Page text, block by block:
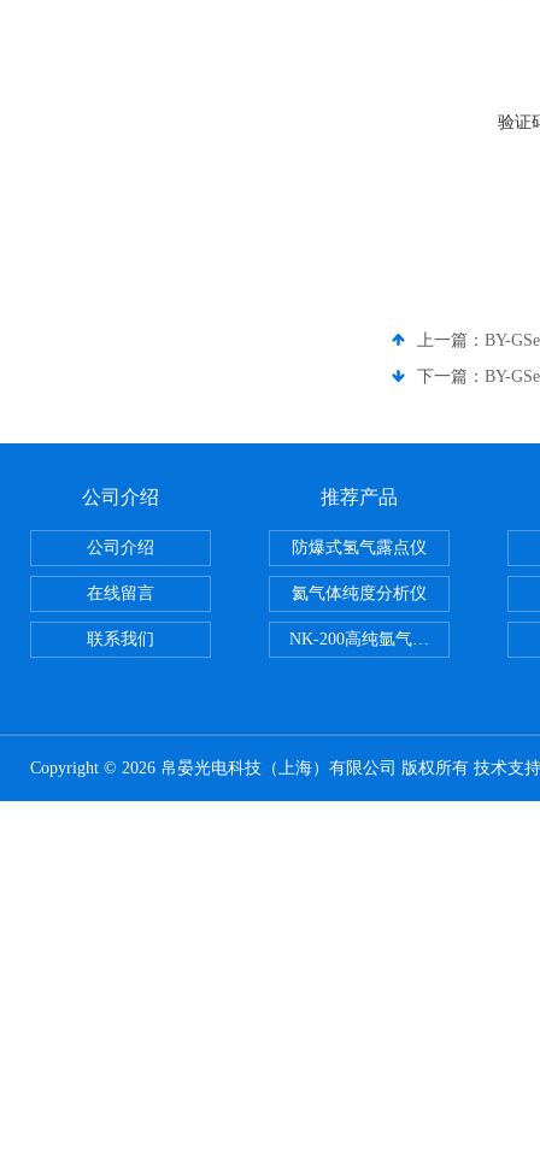
验证
上一篇： BY-
下一篇： BY-
公司介绍
公司介绍
在线留言
联系我们
推荐产品
防爆式氢气露点仪
氦气体纯度分析仪
NK-200高纯氩气纯度分析仪
Copyright © 2026 帛晏光电科技（上海）有限公司 版权所有 技术支